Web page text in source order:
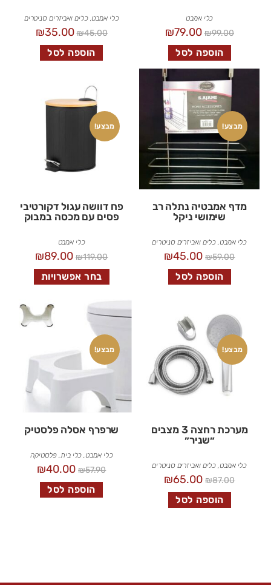
כלי אמבט
₪99.00
₪79.00
הוספה לסל
כלי אמבט,כלים ואביזרים סניטרים
₪45.00
₪35.00
הוספה לסל
מבצע!
מדף אמבטיה נתלה רב
שימושי ניקל
כלי אמבט כלים ואביזרים סניטרים
₪59.00
₪45.00
הוספה לסל
מבצע!
פח דוושה עגול דקורטיבי
פסים עם מכסה במבוק
כלי אמבט
₪119.00
₪89.00
בחר אפשרויות
מבצע!
מערכת רחצה 3 מצבים
״שניר״
כלי אמבט, כלים ואביזרים סניטרים
₪87.00
₪65.00
הוספה לסל
מבצע!
שרפרף אסלה פלסטיק
כלי אמבט, כלי בית, פלסטיקה
₪57.90
₪40.00
הוספה לסל